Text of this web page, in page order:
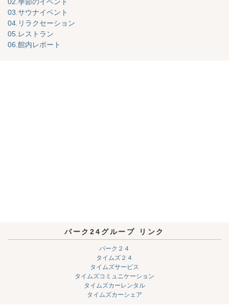
03.サウナイベント
04.リラクセーション
05.レストラン
06.館内レポート
パーク24グループ リンク
パーク２４
タイムズ２４
タイムズサービス
タイムズコミュニケーション
タイムズカーレンタル
タイムズカーシェア